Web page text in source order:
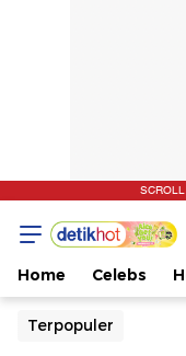
Home Celebs
Terpopuler